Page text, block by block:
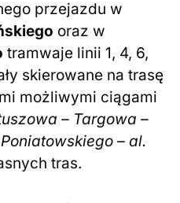
przejazdu w
oraz w
tramwaje linii 1, 4, 6,
skierowane na trasę
możliwymi ciągami
– Targowa –
– al.
tras.